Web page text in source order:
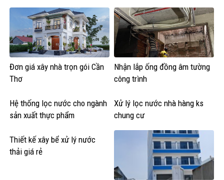
Đơn giá xây nhà trọn gói Cần
Thơ
Nhận lắp ống đồng âm tường
công trình
Hệ thống lọc nước cho ngành
sản xuất thực phẩm
Xử lý lọc nước nhà hàng ks
chung cư
Thiết kế xây bể xử lý nước
thải giá rẻ